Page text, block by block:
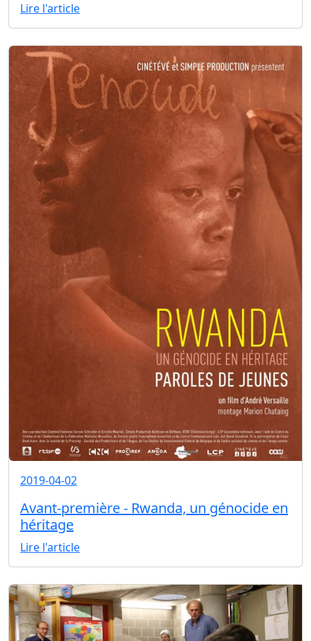
Lire l'article
2019-04-02
Avant-première - Rwanda, un génocide en
héritage
Lire l'article